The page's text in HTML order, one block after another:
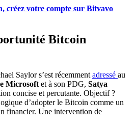
créez votre compte sur Bitvavo
Bitcoin
Saylor s’est récemment adressé au
Microsoft et à son PDG, Satya
concise et percutante. Objectif ?
d’adopter le Bitcoin comme un
financier. Une intervention de